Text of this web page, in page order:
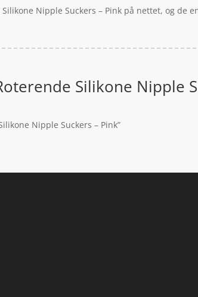
Nipple Suckers – Pink på nettet, og
Silikone Nipple
Nipple Suckers – Pink”